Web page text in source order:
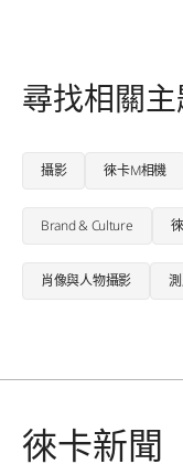
尋找相關
攝影 徠卡M相機
Brand & Culture
肖像與人物攝影
徠卡新聞